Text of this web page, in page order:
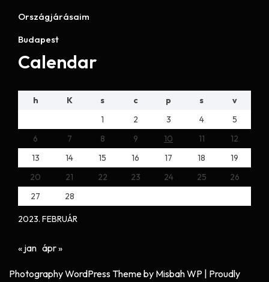
Országjárásaim
Budapest
Calendar
2023. FEBRUÁR
h K s c p s
v
1
2 3 4
5
6
7 8 9 10 11
12
13
14 15 16 17 18
19
20
21 22 23 24 25
26
27
28
« jan ápr »
Photography WordPress Themeby Misbah WP | Proudly